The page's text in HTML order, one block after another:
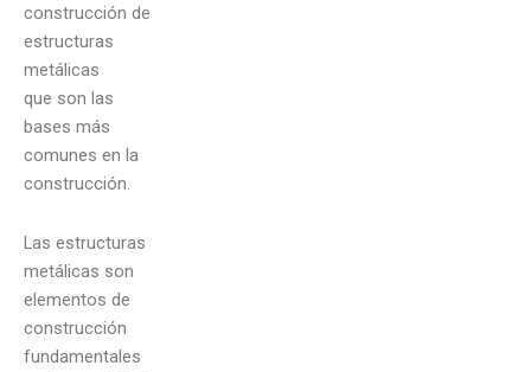
construcción de
estructuras
metálicas
que son las
bases más
comunes en la
construcción.
Las estructuras
metálicas son
elementos de
construcción
fundamentales